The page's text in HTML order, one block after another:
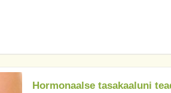
Hormonaalse tasakaaluni